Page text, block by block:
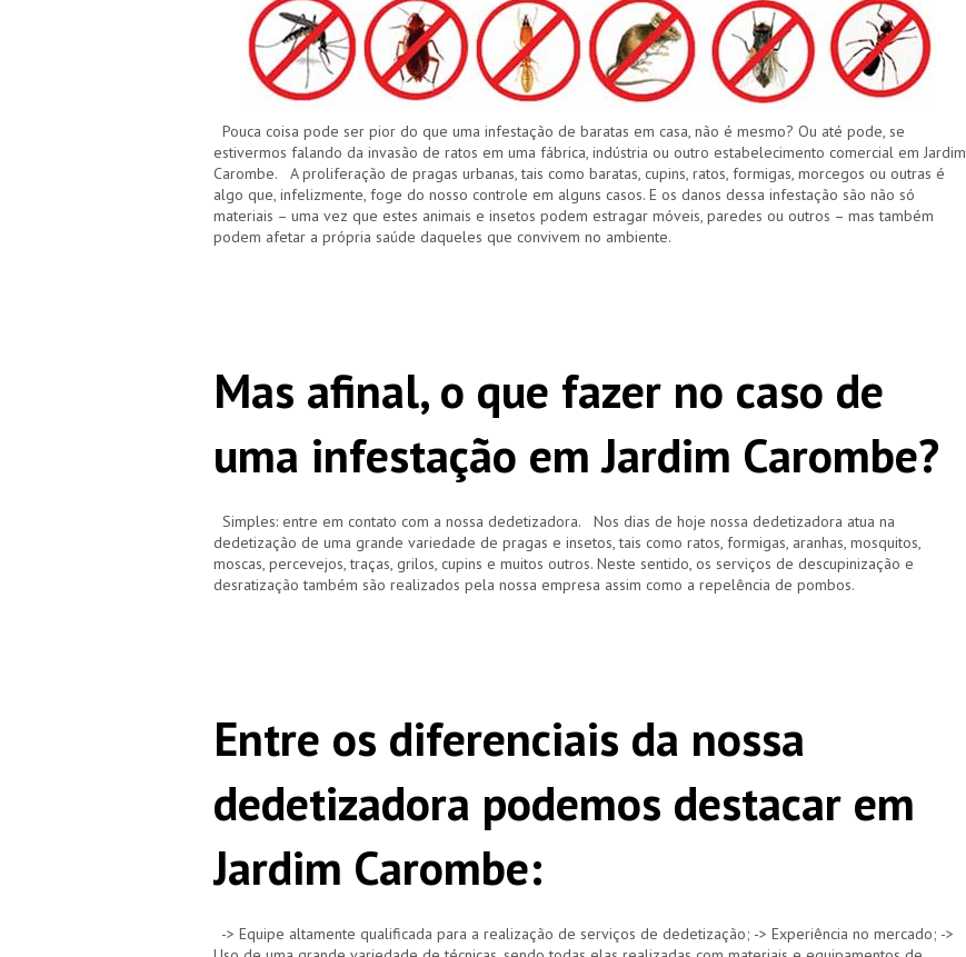
Pouca coisa pode ser pior do que uma infestação de baratas em casa, não é mesmo? Ou até pode, se
estivermos falando da invasão de ratos em uma fábrica, indústria ou outro estabelecimento comercial em Jardim
Carombe. A proliferação de pragas urbanas, tais como baratas, cupins, ratos, formigas, morcegos ou outras é
algo que, infelizmente, foge do nosso controle em alguns casos. E os danos dessa infestação são não só
materiais – uma vez que estes animais e insetos podem estragar móveis, paredes ou outros – mas também
podem afetar a própria saúde daqueles que convivem no ambiente.
Mas afinal, o que fazer no caso de
uma infestação em Jardim Carombe?
Simples: entre em contato com a nossa dedetizadora. Nos dias de hoje nossa dedetizadora atua na
dedetização de uma grande variedade de pragas e insetos, tais como ratos, formigas, aranhas, mosquitos,
moscas, percevejos, traças, grilos, cupins e muitos outros. Neste sentido, os serviços de descupinização e
desratização também são realizados pela nossa empresa assim como a repelência de pombos.
Entre os diferenciais da nossa
dedetizadora podemos destacar em
Jardim Carombe:
-> Equipe altamente qualificada para a realização de serviços de dedetização; -> Experiência no mercado; ->